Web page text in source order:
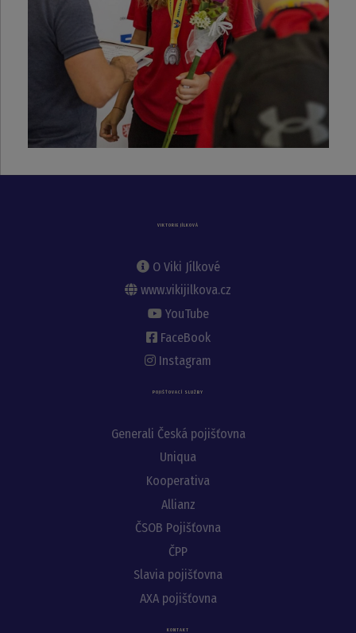
VIKTORIE JÍLKOVÁ
O Viki Jílkové
www.vikijilkova.cz
YouTube
FaceBook
Instagram
POJIŠŤOVACÍ SLUŽBY
Generali Česká pojišťovna
Uniqua
Kooperativa
Allianz
ČSOB Pojišťovna
ČPP
Slavia pojišťovna
AXA pojišťovna
KONTAKT